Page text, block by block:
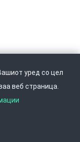
не на
уред со цел
веб страница.